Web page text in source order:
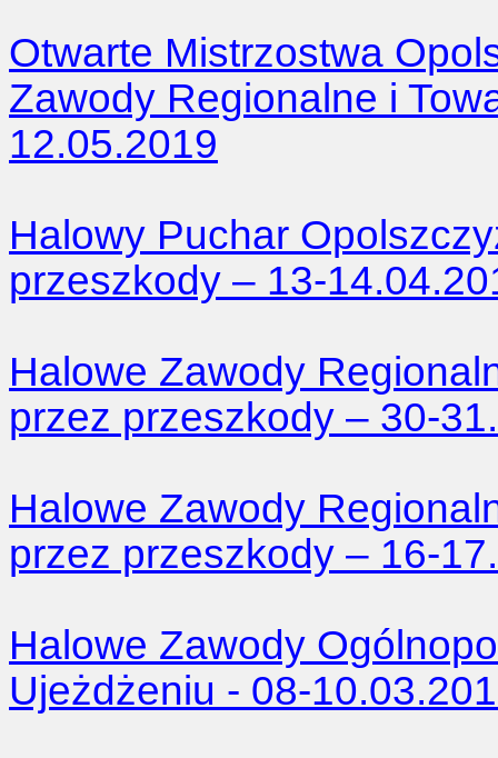
Otwarte Mistrzostwa
Zawody Regionalne i
12.05.2019
Halowy Puchar
przeszkody – 13-
Halowe Zawody
przez przeszkody – 30-
Halowe Zawody
przez przeszkody – 16-
Halowe Zawody
Ujeżdżeniu - 08-